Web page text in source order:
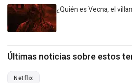
¿Quién es Vecna, el
Últimas noticias sobre estos
Netflix